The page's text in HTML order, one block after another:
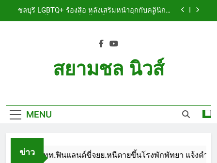
ชลบุรี LGBTQ+ ร้องสื่อ หลังเสริมหน้าอกกับคลินิกชื่อ
ก่อนพบเป็นศพเปลือยยัดกระเป๋า ทิ้งริมทางรถไฟ รวบ
คาสนามบินขณะเตรียมบินกลับประเทศ
ล้าน ปรับ ห้องประชุม–ห้องผู้บริหาร
ชลบุรี นทท.ฟินแลนด์ขี่จยย.หนีตายขึ้นโรงพักพัทยา
รับผิดชอบ พร้อมเตือนอย่าหลงเชื่อรีวิวราคาถูก
ชลบุรี หนุ่มใหญ่ออสซี่พาสาวไทยวัย 17 เข้าคอนโด
ชลบุรี ฉลุยก่อนหมดวาระ! สภาเมืองพัทยา ผ่านงบ 5.7
สยามชล นิวส์
MENU
ข่าว
ชลบุรี นทท.ฟินแลนด์ขี่จยย.หนีตายขึ้นโรงพักพัทยา แจ้งตำรวจ